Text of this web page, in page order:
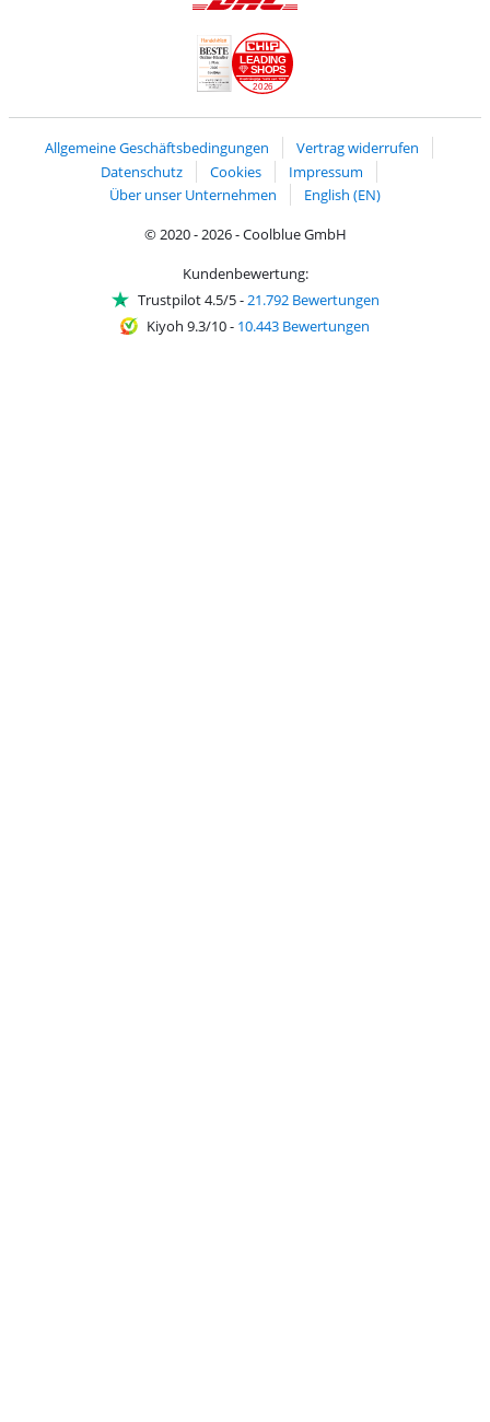
2026
LEADING
SHOPS
Allgemeine Geschäftsbedingungen
Vertrag widerrufen
Datenschutz
Cookies
Impressum
Über unser Unternehmen
English (EN)
© 2020 - 2026 - Coolblue GmbH
Kundenbewertung:
Trustpilot 4.5/5-21.792 Bewertungen
Kiyoh 9.3/10- 10.443 Bewertungen